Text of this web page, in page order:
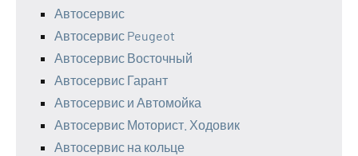
Автосервис
Автосервис Peugeot
Автосервис Восточный
Автосервис Гарант
Автосервис и Автомойка
Автосервис Моторист. Ходовик
Автосервис на кольце